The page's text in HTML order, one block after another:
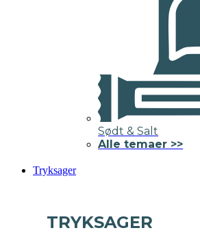
Sødt & Salt
Alle temaer >>
Tryksager
TRYKSAGER